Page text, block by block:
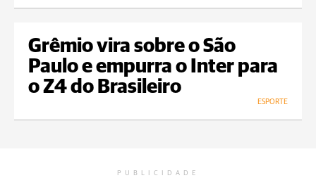
Grêmio vira sobre o São
Paulo e empurra o Inter para
o Z4 do Brasileiro
ESPORTE
PUBLICIDADE